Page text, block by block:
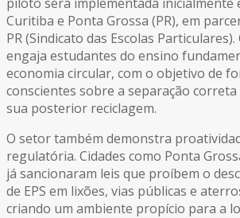
Curitiba e Ponta Grossa (PR), em
PR (Sindicato das Escolas
engaja estudantes do ensino
economia circular, com o objetivo de
conscientes sobre a separação
sua posterior reciclagem.
O setor também demonstra
regulatória. Cidades como Ponta
já sancionaram leis que proíbem o
de EPS em lixões, vias públicas e
criando um ambiente propício para a